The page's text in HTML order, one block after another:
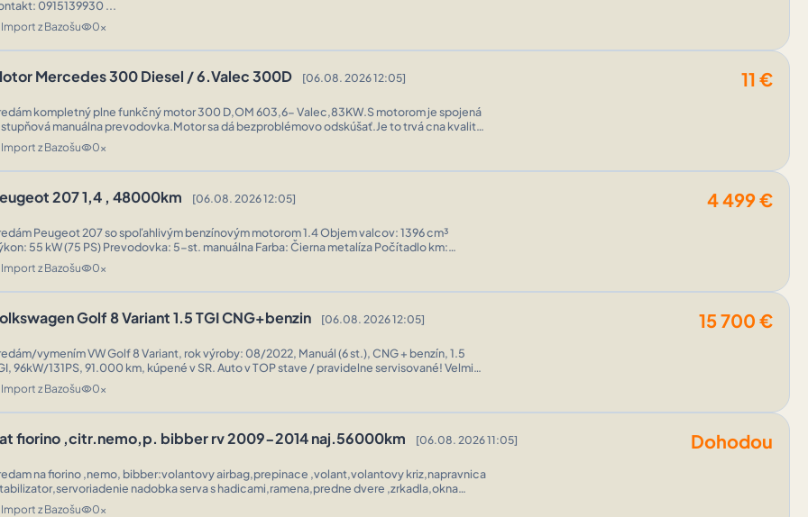
0915139930 ...
Import z Bazošuvisibility0x
Mercedes 300 Diesel / 6.Valec 300D [06.08. 2026 12:05] 11 €
kompletný plne funkčný motor 300 D,OM 603,6- Valec,83KW.S motorom je spojená
manuálna prevodovka.Motor sa dá bezproblémovo odskúšať.Je to trvá cna kvalita
začiatku 90-tych rokov.Mechanika radové čerpadlo Bosch,žiadna kazová elekt ...
Import z Bazošuvisibility0x
207 1,4 , 48000km [06.08. 2026 12:05] 4 499€
Peugeot 207 so spoľahlivým benzínovým motorom 1.4 Objem valcov: 1396 cm³
55 kW (75 PS) Prevodovka: 5-st. manuálna Farba: Čierna metalíza Počítadlo km:
Import z Bazošuvisibility0x
Golf 8 Variant 1.5 TGI CNG+benzin [06.08. 2026 12:05] 15 700 €
vymením VW Golf 8 Variant, rok výroby: 08/2022, Manuál (6 st.), CNG + benzín, 1.5
96kW/131PS, 91.000 km, kúpené v SR. Auto v TOP stave / pravidelne servisované! Velmi
spotreba! Nebúrané, nestriekané! Bez investícii! Nová STK+EK ...
Import z Bazošuvisibility0x
fiorino ,citr.nemo,p. bibber rv 2009-2014 naj.56000km [06.08. 2026 11:05] Dohodou
na fiorino ,nemo, bibber:volantovy airbag,prepinace ,volant,volantovy kriz,napravnica
nadobka serva s hadicami,ramena,predne dvere ,zrkadla,okna
,klucky ,mechanizmus stahovania manual,dverova brzda,pl ...
Import z Bazošuvisibility0x